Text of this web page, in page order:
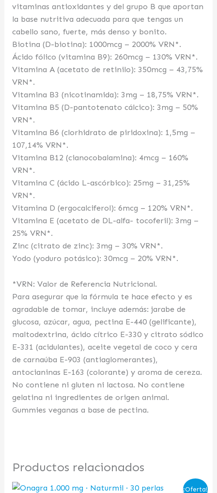
vitaminas antioxidantes y del grupo B que aportan
la base nutritiva adecuada para que tengas un
cabello sano, fuerte, más denso y bonito.
Biotina (D-biotina): 1000mcg – 2000% VRN*.
Ácido fólico (vitamina B9): 260mcg – 130% VRN*.
Vitamina A (acetato de retinilo): 350mcg – 43,75%
VRN*.
Vitamina B3 (nicotinamida): 3mg – 18,75% VRN*.
Vitamina B5 (D-pantotenato cálcico): 3mg – 50%
VRN*.
Vitamina B6 (clorhidrato de piridoxina): 1,5mg –
107,14% VRN*.
Vitamina B12 (cianocobalamina): 4mcg – 160%
VRN*.
Vitamina C (ácido L-ascórbico): 25mg – 31,25%
VRN*.
Vitamina D (ergocalciferol): 6mcg – 120% VRN*.
Vitamina E (acetato de DL-alfa- tocoferil): 3mg –
25% VRN*.
Zinc (citrato de zinc): 3mg – 30% VRN*.
Yodo (yoduro potásico): 30mcg – 20% VRN*.
*VRN: Valor de Referencia Nutricional.
Para asegurar que la fórmula te hace efecto y es
agradable de tomar, incluye además: jarabe de
glucosa, azúcar, agua, pectina E-440 (gelificante),
maltodextrina, ácido cítrico E-330 y citrato sódico
E-331 (acidulantes), aceite vegetal de coco y cera
de carnaúba E-903 (antiaglomerantes),
antocianinas E-163 (colorante) y aroma de cereza.
No contiene ni gluten ni lactosa. No contiene
gelatina ni ingredientes de origen animal.
Gummies veganas a base de pectina.
Productos relacionados
¡Oferta!
El
El